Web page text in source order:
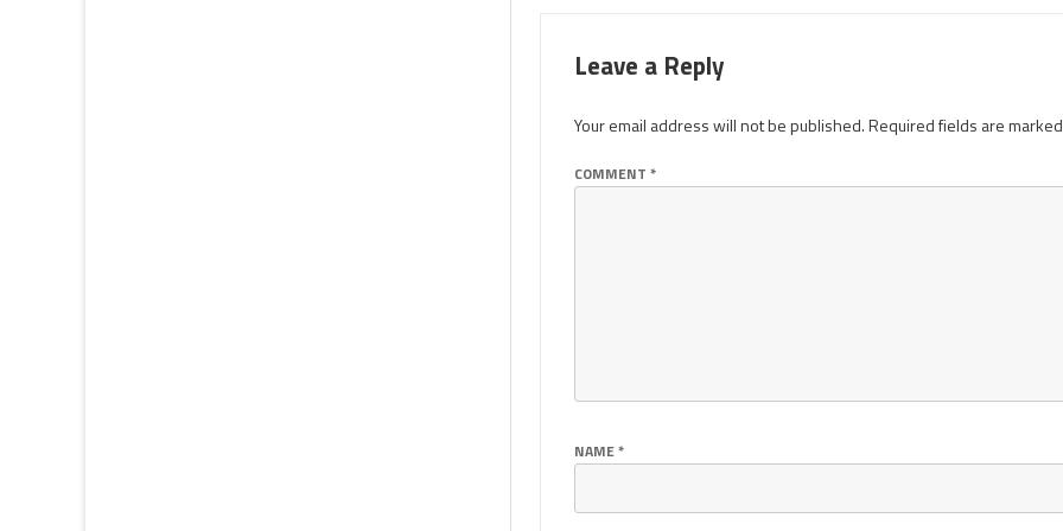
Leave a Reply
Your email address will not be published.Required fields are
COMMENT *
NAME*